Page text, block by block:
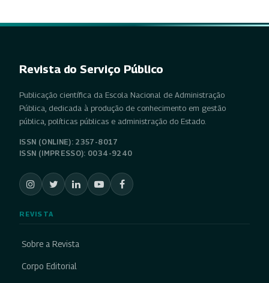
Revista do Serviço Público
Publicação científica da Escola Nacional de Administração
Pública, dedicada à produção de conhecimento em gestão
pública, políticas públicas e administração do Estado.
ISSN (ONLINE): 2357-8017
ISSN (IMPRESSO): 0034-9240
REVISTA
Sobre a Revista
Corpo Editorial